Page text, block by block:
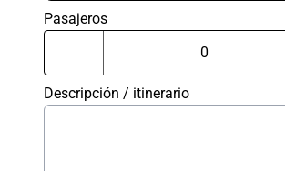
Pasajeros
Descripción / itinerario